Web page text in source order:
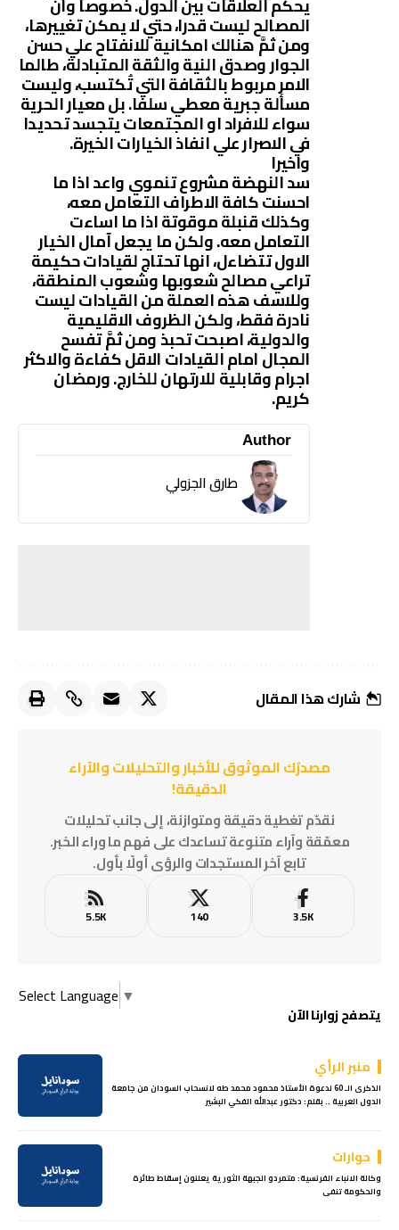
المصالح ليست قدرا، حتي لا يمكن تغييرها،
ومن ثمَّ هنالك امكانية للانفتاح علي حسن
الجوار وصدق النية والثقة المتبادلة، طالما
الامر مربوط بالثقافة التي تُكتسب، وليست
مسألة جبرية معطي سلفا. بل معيار الحرية
سواء للافراد او المجتمعات يتجسد تحديدا
في الاصرار علي انفاذ الخيارات الخيرة.
واخيرا
سد النهضة مشروع تنموي واعد اذا ما
احسنت كافة الاطراف التعامل معه،
وكذلك قنبلة موقوتة اذا ما اساءت
التعامل معه. ولكن ما يجعل آمال الخيار
الاول تتضاءل، انها تحتاج لقيادات حكيمة
تراعي مصالح شعوبها وشعوب المنطقة،
وللاسف هذه العملة من القيادات ليست
نادرة فقط، ولكن الظروف الاقليمية
والدولية، اصبحت تحبذ ومن ثمَّ تفسح
المجال امام القيادات الاقل كفاءة والاكثر
اجرام وقابلية للارتهان للخارج. ورمضان
كريم.
Author
طارق الجزولي
شارك هذا المقال
مصدرُك الموثوق للأخبار والتحليلات والآراء
الدقيقة!
نقدّم تغطية دقيقة ومتوازنة، إلى جانب تحليلات
معمّقة وآراء متنوعة تساعدك على فهم ما وراء الخبر.
تابع آخر المستجدات والرؤى أولًا بأول.
3.5K
140
5.5K
Select Language ▼
يتصفح زوارنا الآن
منبر الرأي
الذكرى الـ 60 لدعوة الأستاذ محمود محمد طه لانسحاب السودان من جامعة
الدول العربية .. بقلم: دكتور عبدالله الفكي البشير
حوارات
وكالة الانباء الفرنسية: متمردو الجبهة الثورية يعلنون إسقاط طائرة
والحكومة تنفى